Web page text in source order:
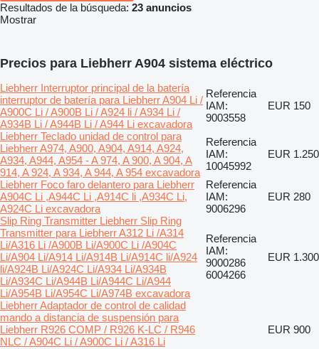
Resultados de la búsqueda: 23 anuncios
Mostrar
Precios para Liebherr A904 sistema eléctrico
Liebherr Interruptor principal de la batería
interruptor de batería para Liebherr A904 Li /
A900C Li / A900B Li / A924 li / A934 Li /
A934B Li / A944B Li / A944 Li excavadora
Referencia
IAM:
9003558
EUR 150
Liebherr Teclado unidad de control para
Liebherr A974, A900, A904, A914, A924,
A934, A944, A954 - A 974, A 900, A 904, A
914, A 924, A 934, A 944, A 954 excavadora
Referencia
IAM:
10045992
EUR 1.250
Liebherr Foco faro delantero para Liebherr
A904C Li ,A944C Li ,A914C li ,A934C Li,
A924C Li excavadora
Referencia
IAM:
9006296
EUR 280
Slip Ring Transmitter Liebherr Slip Ring
Transmitter para Liebherr A312 Li /A314
Li/A316 Li /A900B Li/A900C Li /A904C
Li/A904 Li/A914 Li/A914B Li/A914C li/A924
li/A924B Li/A924C Li/A934 Li/A934B
Li/A934C Li/A944B Li/A944C Li/A944
Li/A954B Li/A954C Li/A974B excavadora
Referencia
IAM:
9000286
6004266
EUR 1.300
Liebherr Adaptador de control de calidad
mando a distancia de suspensión para
Liebherr R926 COMP / R926 K-LC / R946
NLC / A904C Li / A900C Li / A316 Li
EUR 900